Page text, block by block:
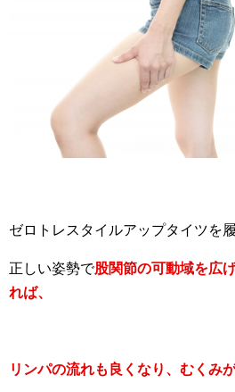
ゼロトレスタイルアップタイツを
正しい姿勢で股関節の可動域を広
れば、
リンパの流れも良くなり、むくみが